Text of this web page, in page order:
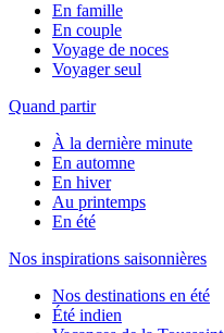
En famille
En couple
Voyage de noces
Voyager seul
Quand partir
À la dernière minute
En automne
En hiver
Au printemps
En été
Nos inspirations saisonnières
Nos destinations en été
Été indien